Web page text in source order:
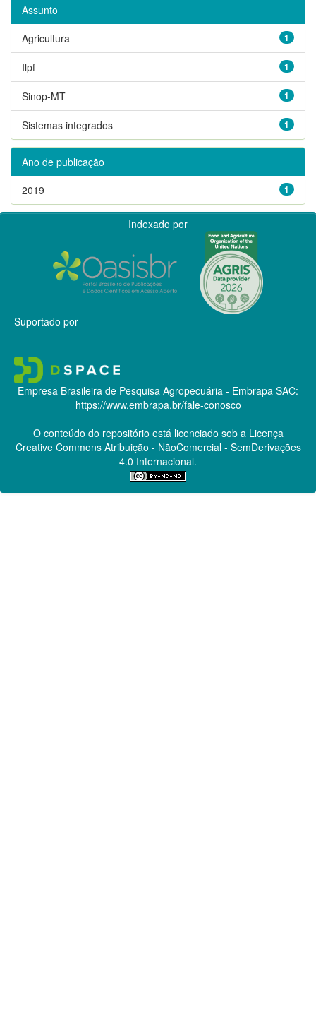
Assunto
1
Agricultura
1
Ilpf
1
Sinop-MT
1
Sistemas integrados
Ano de publicação
1
2019
Indexado por
Suportado por
Empresa Brasileira de Pesquisa Agropecuária - Embrapa SAC:
https://www.embrapa.br/fale-conosco
O conteúdo do repositório está licenciado sob a Licença
Creative CommonsAtribuição - NãoComercial - SemDerivações
4.0 Internacional.